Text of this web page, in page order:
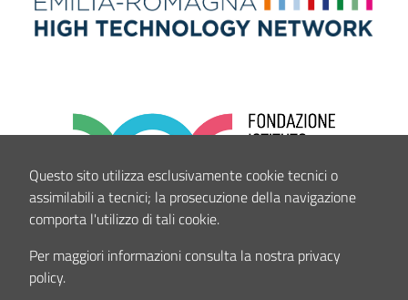
Questo sito utilizza esclusivamente cookie tecnici o
assimilabili a tecnici; la prosecuzione della navigazione
comporta l'utilizzo di tali cookie.
Per maggiori informazioni consulta la nostra privacy
policy.